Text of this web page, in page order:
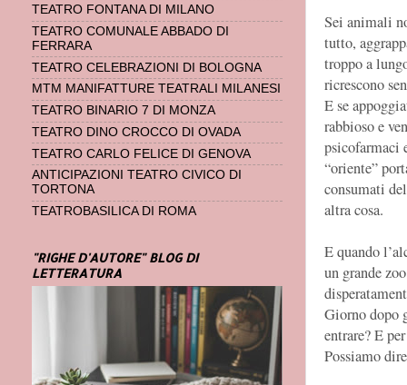
Sei animali
tutto,
troppo a
ricrescono
E se
rabbioso e
psicofarmaci
“oriente”
consumati
altra cosa.
E quando
un grande
Giorno dopo
entrare? E
Possiamo
TEATRO FONTANA DI MILANO
TEATRO COMUNALE ABBADO DI
FERRARA
TEATRO CELEBRAZIONI DI BOLOGNA
MTM MANIFATTURE TEATRALI MILANESI
TEATRO BINARIO 7 DI MONZA
TEATRO DINO CROCCO DI OVADA
TEATRO CARLO FELICE DI GENOVA
ANTICIPAZIONI TEATRO CIVICO DI
TORTONA
TEATROBASILICA DI ROMA
"RIGHE D'AUTORE" BLOG DI
LETTERATURA